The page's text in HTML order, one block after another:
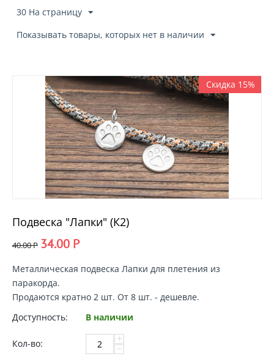
30 На страницу
Показывать товары, которых нет в наличии
Скидка 15%
Подвеска "Лапки" (К2)
40.00Р 34.00 Р
Металлическая подвеска Лапки для плетения из
паракорда.
Продаются кратно 2 шт. От 8 шт. - дешевле.
Доступность:
В наличии
Кол-во: +
−